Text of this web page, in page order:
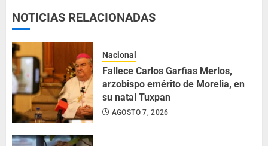
NOTICIAS RELACIONADAS
Nacional
Fallece Carlos Garfias Merlos,
arzobispo emérito de Morelia, en
su natal Tuxpan
AGOSTO 7, 2026